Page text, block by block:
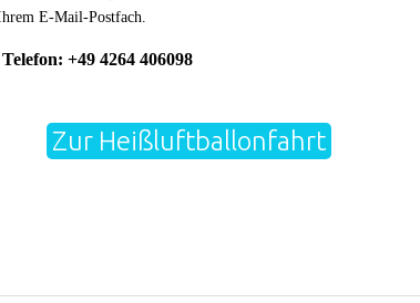
E-Mail-Postfach.
Telefon: +49 4264 406098
Zur Heißluftballonfahrt